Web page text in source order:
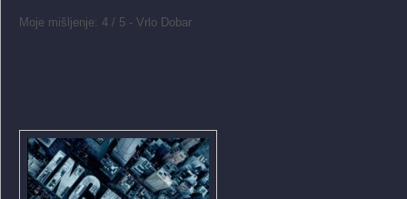
Moje mišljenje: 4 / 5 - Vrlo Dobar